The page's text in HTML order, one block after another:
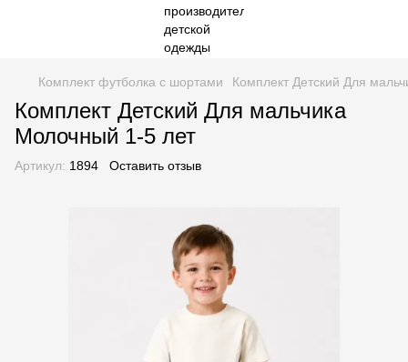
Комплект футболка с шортами Комплект Детский Для
Комплект Детский Для мальчика
Молочный 1-5 лет
Артикул: 1894 Оставить отзыв